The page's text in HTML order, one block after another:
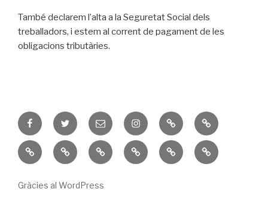
També declarem l’alta a la Seguretat Social dels
treballadors, i estem al corrent de pagament de les
obligacions tributàries.
FacebookTwitter Correu
electrònic
InstagramServeis Cookies
i
Privadesa
Casal
Nadal
ACTIVITATS
NADAL
Pàdel
Pàdel
LA
Pàdel
Vallbona
Activitats
I3-
Gràcies al WordPress